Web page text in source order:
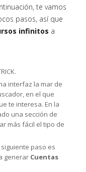
te vamos
pasos, así que
infinitos a
interfaz la mar de
en el que
te interesa. En la
una sección de
más fácil el tipo de
paso es
generar Cuentas